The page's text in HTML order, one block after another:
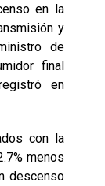
en la
y
de
final
en
con la
menos
descenso